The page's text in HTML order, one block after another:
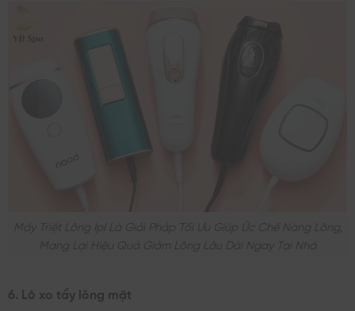
Máy Triệt Lông Ipl Là Giải Pháp Tối Ưu Giúp Ức Chế Nang Lông,
Mang Lại Hiệu Quả Giảm Lông Lâu Dài Ngay Tại Nhà
6. Lò xo tẩy lông mặt